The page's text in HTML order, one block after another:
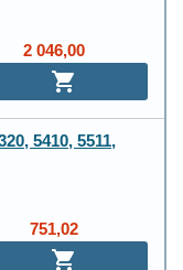
2 046,00
5410, 5511,
751,02